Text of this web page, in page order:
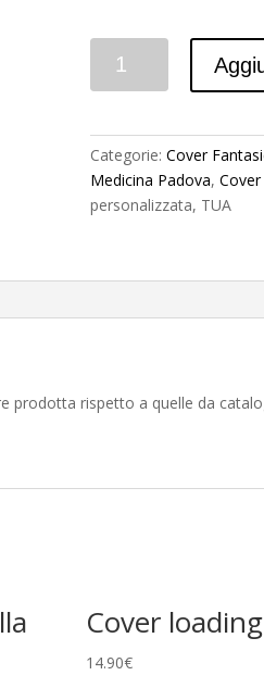
Categorie: Cover
Medicina Padova,
personalizzata, TUA
prodotta rispetto a quelle da
Cover loading
14.90€